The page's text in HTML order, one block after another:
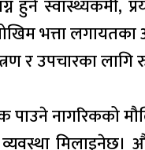
स्वास्थ्यकर्मी,
भत्ता
र उपचारका
पाउने नागरिकको